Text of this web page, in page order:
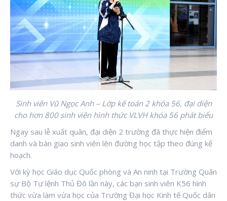
Sinh viên Vũ Ngọc Anh – Lớp kế toán 2 khóa 56, đại diện
cho hơn 800 sinh viên hình thức VLVH khóa 56 phát biểu
Ngay sau lễ xuất quân, đại diện 2 trường đã thực hiện điểm
danh và bàn giao sinh viên lên đường học tập theo đúng kế
hoạch.
Với kỳ học Giáo dục Quốc phòng và An ninh tại Trường Quân
sự Bộ Tư lệnh Thủ Đô lần này, các bạn sinh viên K56 hình
thức vừa làm vừa học của Trường Đại học Kinh tế Quốc dân